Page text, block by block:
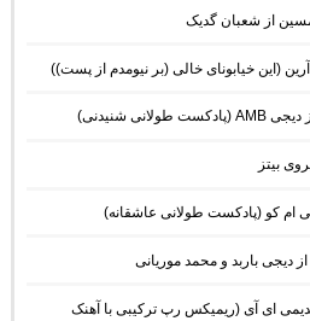
از شعبان گدیک
(این خیابونای خالی (بر نیومدم از پست))
ای آی (ریمیکس رپ ترکیبی با آهنک